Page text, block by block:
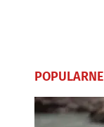
POPULARNE